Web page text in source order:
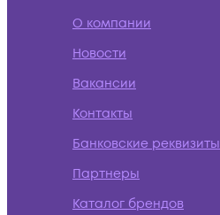
О компании
Новости
Вакансии
Контакты
Банковские реквизиты
Партнеры
Каталог брендов